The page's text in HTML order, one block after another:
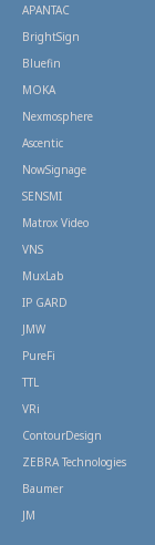
APANTAC
BrightSign
Bluefin
MOKA
Nexmosphere
Ascentic
NowSignage
SENSMI
Matrox Video
VNS
MuxLab
IP GARD
JMW
PureFi
TTL
VRi
ContourDesign
ZEBRA Technologies
Baumer
JM